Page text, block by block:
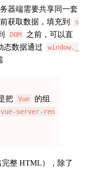
器端需要共享同一套
获取数据，填充到
s
DOM
之前，可以直
态数据通过
window._
把 Vue
的组
vue-server-ren
整 HTML），除了